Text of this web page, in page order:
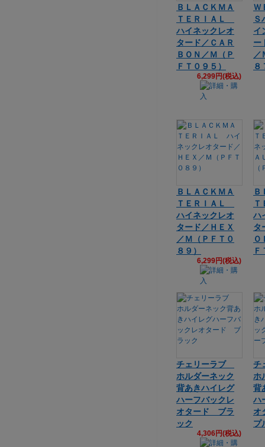
ＢＬＡＣＫＭＡ
ＴＥＲＩＡＬ
ハイネックレオ
タード／ＣＡＲ
ＢＯＮ／Ｍ（Ｐ
ＦＴ０９５）
6,299円(税込)
Ｗ
Ｓ
イ
ー
／
８
ＢＬＡＣＫＭＡ
ＴＥＲＩＡＬ
ハイネックレオ
タード／ＨＥＸ
／Ｍ（ＰＦＴ０
８９）
6,299円(税込)
Ｂ
ハ
タ
Ｏ
Ｆ
チェリーラブ
ホルダーネック
背あきハイレグ
ハーフバックレ
オタード ブラ
ック
4,306円(税込)
チ
ホ
背
ハ
オ
プ